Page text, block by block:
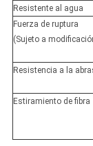
Resistente al agua
Fuerza de ruptura
(Sujeto a
Resistencia a la
Estiramiento de fibra